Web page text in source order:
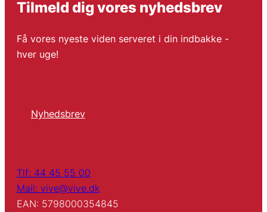
Tilmeld dig vores nyhedsbrev
Få vores nyeste viden serveret i din indbakke -
hver uge!
Nyhedsbrev
Tlf: 44 45 55 00
Mail: vive@vive.dk
EAN: 5798000354845